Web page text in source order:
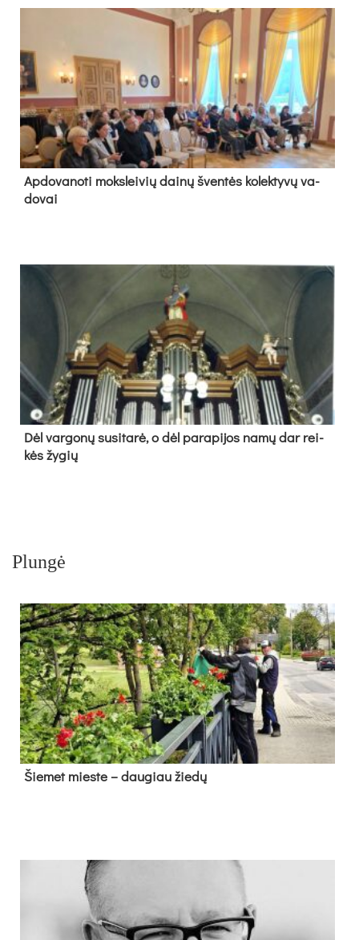
Ap­do­va­no­ti moks­lei­vių dai­nų šven­tės ko­lek­ty­vų va­
do­vai
Dėl var­go­nų su­si­ta­rė, o dėl pa­ra­pi­jos na­mų dar rei­
kės žy­gių
Plungė
Šie­met mies­te – dau­giau žie­dų